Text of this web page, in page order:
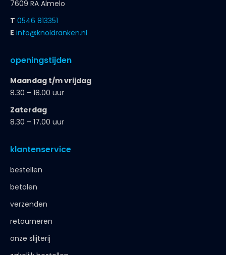
7609 RA Almelo
T 0546 813351
E info@knoldranken.nl
openingstijden
Maandag t/m vrijdag
8.30 – 18.00 uur
Zaterdag
8.30 – 17.00 uur
klantenservice
bestellen
betalen
verzenden
retourneren
onze slijterij